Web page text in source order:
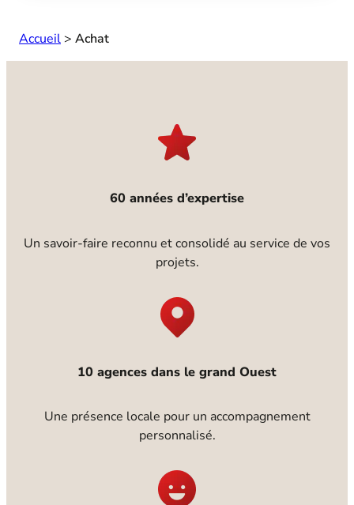
Accueil > Achat
60 années d’expertise
Un savoir-faire reconnu et consolidé au service de vos
projets.
10 agences dans le grand Ouest
Une présence locale pour un accompagnement
personnalisé.